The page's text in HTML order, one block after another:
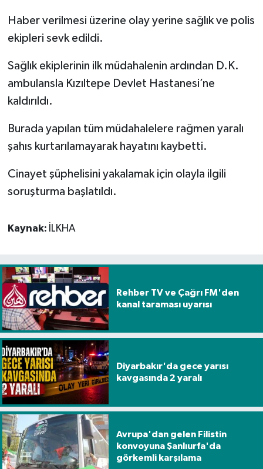
Haber verilmesi üzerine olay yerine sağlık ve polis
ekipleri sevk edildi.
Sağlık ekiplerinin ilk müdahalenin ardından D.K.
ambulansla Kızıltepe Devlet Hastanesi’ne
kaldırıldı.
Burada yapılan tüm müdahalelere rağmen yaralı
şahıs kurtarılamayarak hayatını kaybetti.
Cinayet şüphelisini yakalamak için olayla ilgili
soruşturma başlatıldı.
Kaynak: İLKHA
Rehber TV ve Çağrı FM'den
kanal taraması uyarısı
Diyarbakır'da gece yarısı
kavgasında 2 yaralı
Avrupa'dan gelen Filistin
konvoyuna Şanlıurfa'da
görkemli karşılama
Yaşam